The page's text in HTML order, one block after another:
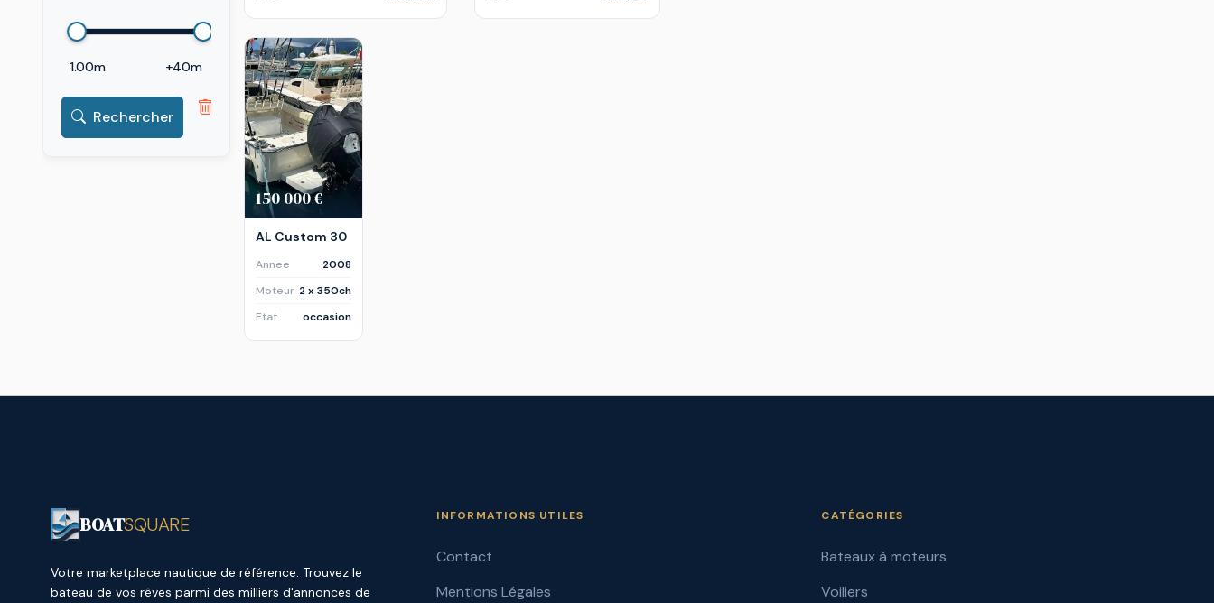
1.00m +40m
Rechercher
150 000 €
AL Custom 30
Annee
2008
Moteur 2 x 350ch
Etat
occasion
BOATSQUARE
Votre marketplace nautique de référence. Trouvez le
bateau de vos rêves parmi des milliers d'annonces de
INFORMATIONS UTILES
Contact
Mentions Légales
CATÉGORIES
Bateaux à moteurs
Voiliers